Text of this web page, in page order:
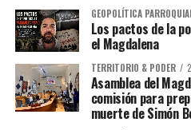
GEOPOLÍTICA
Los pactos de la
el Magdalena
TERRITORIO & PODER
Asamblea del
comisión para
muerte de Simón